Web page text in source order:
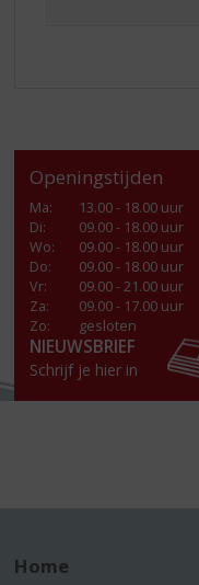
Openingstijden
Ma:
13.00 - 18.00 uur
Di:
09.00 - 18.00 uur
Wo:
09.00 - 18.00 uur
Do:
09.00 - 18.00 uur
Vr:
09.00 - 21.00 uur
Za:
09.00 - 17.00 uur
Zo:
gesloten
NIEUWSBRIEF
Schrijf je hier in
Home